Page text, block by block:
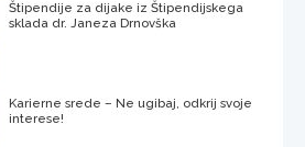
Štipendije za dijake iz Štipendijskega
sklada dr. Janeza Drnovška
Karierne srede – Ne ugibaj, odkrij svoje
interese!